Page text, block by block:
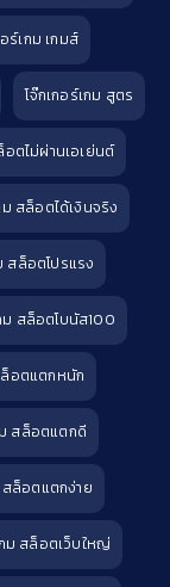
อร์เกม เกมส์
โจ๊กเกอร์เกม สูตร
อตไม่ผ่านเอเย่นต์
ม สล็อตได้เงินจริง
สล็อตโปรแรง
ม สล็อตโบนัส100
ล็อตแตกหนัก
ม สล็อตแตกดี
สล็อตแตกง่าย
กม สล็อตเว็บใหญ่